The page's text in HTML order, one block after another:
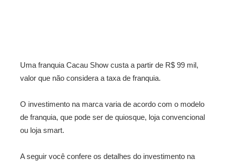
Uma franquia Cacau Show custa a partir de R$ 99 mil,
valor que não considera a taxa de franquia.
O investimento na marca varia de acordo com o modelo
de franquia, que pode ser de quiosque, loja convencional
ou loja smart.
A seguir você confere os detalhes do investimento na